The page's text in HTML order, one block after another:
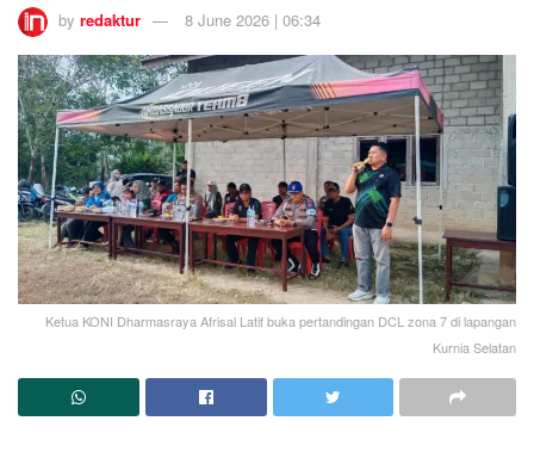
by redaktur 8 June 2026 | 06:34
Ketua KONI Dharmasraya Afrisal Latif buka pertandingan DCL zona 7 di lapangan
Kurnia Selatan